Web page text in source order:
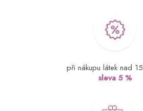
při nákupu látek nad
sleva 5 %